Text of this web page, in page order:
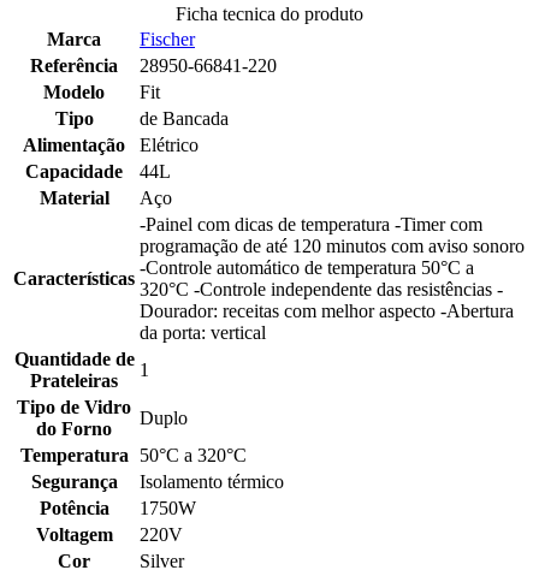
Ficha tecnica do produto
Marca
Fischer
Referência
28950-66841-220
Modelo
Fit
Tipo
de Bancada
Alimentação
Elétrico
Capacidade
44L
Material
Aço
Características
-Painel com dicas de temperatura -Timer com
programação de até 120 minutos com aviso sonoro
-Controle automático de temperatura 50°C a
320°C -Controle independente das resistências -
Dourador: receitas com melhor aspecto -Abertura
da porta: vertical
Quantidade de
Prateleiras
1
Tipo de Vidro
do Forno
Duplo
Temperatura
50°C a 320°C
Segurança
Isolamento térmico
Potência
1750W
Voltagem
220V
Cor
Silver